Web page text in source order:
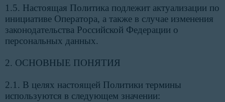
1.5. Настоящая Политика подлежит актуализации по
инициативе Оператора, а также в случае изменения
законодательства Российской Федерации о
персональных данных.
2. ОСНОВНЫЕ ПОНЯТИЯ
2.1. В целях настоящей Политики термины
используются в следующем значении: